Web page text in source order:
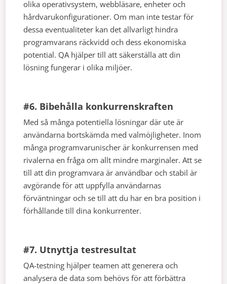
olika operativsystem, webbläsare, enheter och
hårdvarukonfigurationer. Om man inte testar för
dessa eventualiteter kan det allvarligt hindra
programvarans räckvidd och dess ekonomiska
potential. QA hjälper till att säkerställa att din
lösning fungerar i olika miljöer.
#6. Bibehålla konkurrenskraften
Med så många potentiella lösningar där ute är
användarna bortskämda med valmöjligheter. Inom
många programvarunischer är konkurrensen med
rivalerna en fråga om allt mindre marginaler. Att se
till att din programvara är användbar och stabil är
avgörande för att uppfylla användarnas
förväntningar och se till att du har en bra position i
förhållande till dina konkurrenter.
#7. Utnyttja testresultat
QA-testning hjälper teamen att generera och
analysera de data som behövs för att förbättra